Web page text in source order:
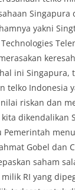
Singapura
yakni
Technologies
ini Singapura,
telko Indonesia
riskan dan
dikendalikan
Pemerintah
Gobel dan
saham
RI yang